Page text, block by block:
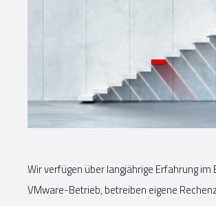
Wir verfügen über langjährige Erfahrung
VMware-Betrieb, betreiben eigene